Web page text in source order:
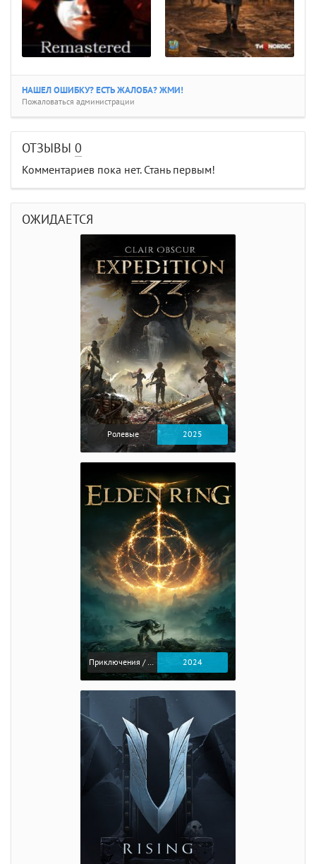
НАШЕЛ ОШИБКУ? ЕСТЬ ЖАЛОБА? ЖМИ!
Пожаловаться администрации
ОТЗЫВЫ 0
Комментариев пока нет. Стань первым!
ОЖИДАЕТСЯ
Ролевые 2025
Приключения / Экшен / Ролевые 2024